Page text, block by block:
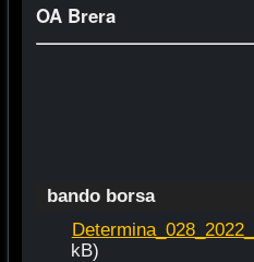
OA Brera
bando borsa
kB)